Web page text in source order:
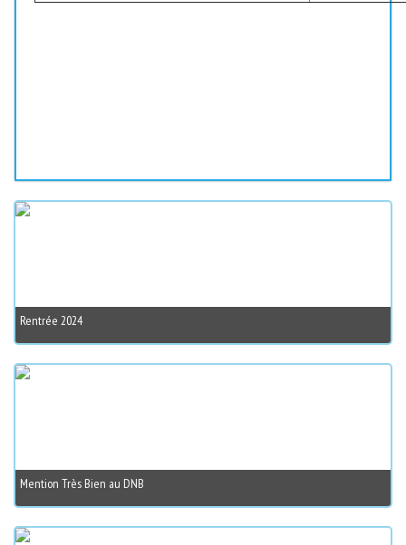
Rentrée 2024
Mention Très Bien au DNB